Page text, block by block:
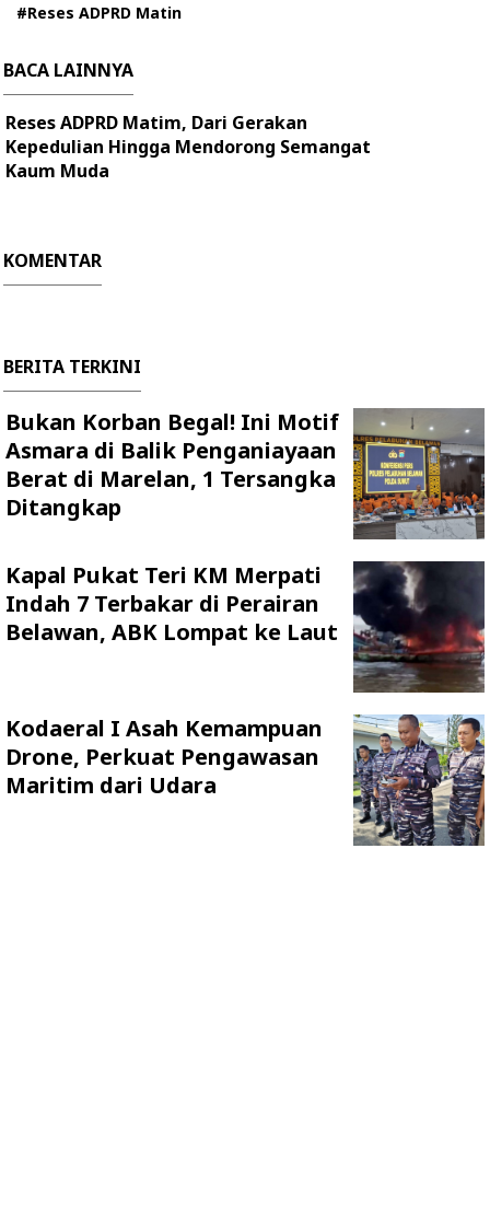
#Reses ADPRD Matin
BACA LAINNYA
Reses ADPRD Matim, Dari Gerakan
Kepedulian Hingga Mendorong Semangat
Kaum Muda
KOMENTAR
BERITA TERKINI
Bukan Korban Begal! Ini Motif
Asmara di Balik Penganiayaan
Berat di Marelan, 1 Tersangka
Ditangkap
Kapal Pukat Teri KM Merpati
Indah 7 Terbakar di Perairan
Belawan, ABK Lompat ke Laut
Kodaeral I Asah Kemampuan
Drone, Perkuat Pengawasan
Maritim dari Udara